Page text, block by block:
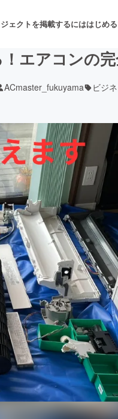
ェクトを掲載するにははじめる
ービス開発
出版
for Social Good
CAMPFIREふるさと納税
エアコンの
ACmaster_fukuyama ビジ